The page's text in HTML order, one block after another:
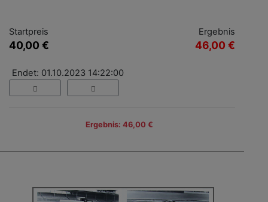
Startpreis
40,00 €
Ergebnis
46,00 €
Endet: 01.10.2023 14:22:00
Ergebnis: 46,00 €